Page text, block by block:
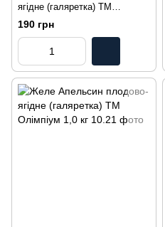
ягідне (галяретка) ТМ
Олімпіум 1,0 кг
190 грн